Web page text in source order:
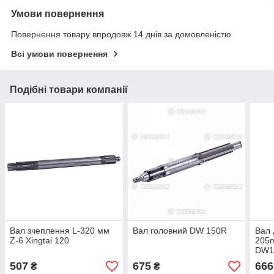
Умови повернення
Повернення товару впродовж 14 днів за домовленістю
Всі умови повернення
Подібні товари компанії
Вал зчеплення L-320 мм
Z-6 Xingtai 120
507 ₴
Вал головний DW 150R
675₴
Вал
666